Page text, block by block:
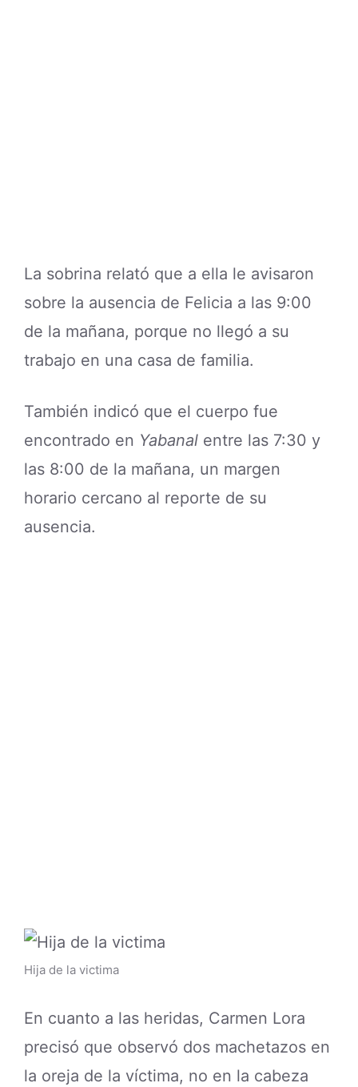
La sobrina relató que a ella le avisaron
sobre la ausencia de Felicia a las 9:00
de la mañana, porque no llegó a su
trabajo en una casa de familia.
También indicó que el cuerpo fue
encontrado en Yabanal entre las 7:30 y
las 8:00 de la mañana, un margen
horario cercano al reporte de su
ausencia.
Hija de la victima
En cuanto a las heridas, Carmen Lora
precisó que observó dos machetazos en
la oreja de la víctima, no en la cabeza